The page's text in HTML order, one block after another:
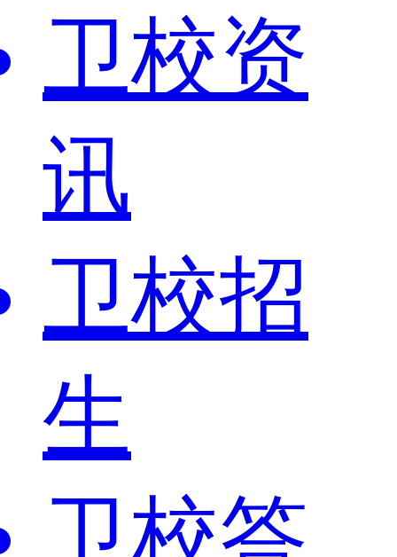
卫校资
讯
卫校招
生
卫校答